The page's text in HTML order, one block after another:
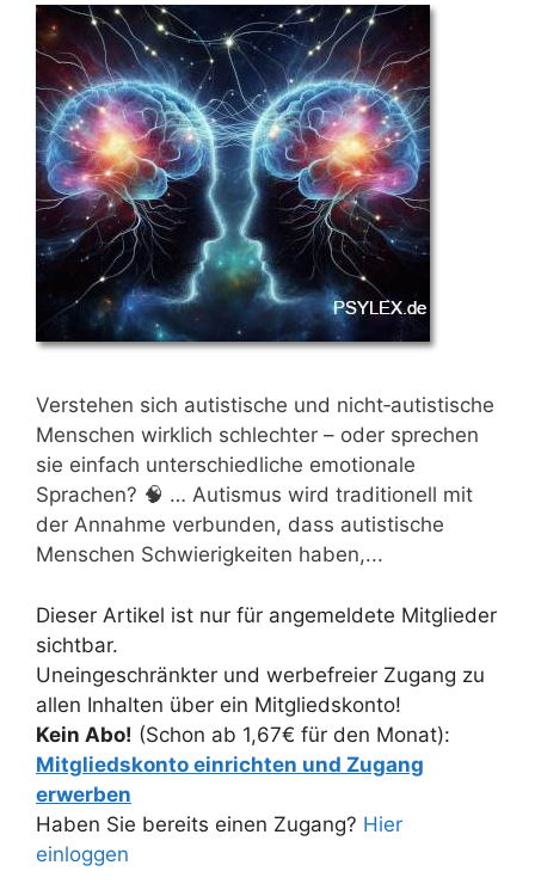
Verstehen sich autistische und nicht‑autistische
Menschen wirklich schlechter – oder sprechen
sie einfach unterschiedliche emotionale
Sprachen? 🧠 … Autismus wird traditionell mit
der Annahme verbunden, dass autistische
Menschen Schwierigkeiten haben,...
Dieser Artikel ist nur für angemeldete Mitglieder
sichtbar.
Uneingeschränkter und werbefreier Zugang zu
allen Inhalten über ein Mitgliedskonto!
Kein Abo! (Schon ab 1,67€ für den Monat):
Mitgliedskonto einrichten und Zugang
erwerben
Haben Sie bereits einen Zugang? Hier
einloggen